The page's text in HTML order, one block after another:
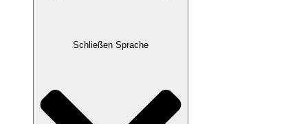
Schließen Sprache